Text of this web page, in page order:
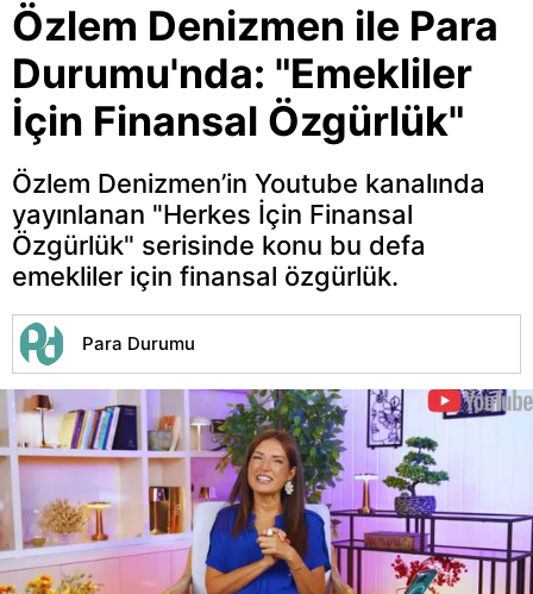
Özlem Denizmen ile Para
Durumu'nda: "Emekliler
İçin Finansal Özgürlük"
Özlem Denizmen’in Youtube kanalında
yayınlanan "Herkes İçin Finansal
Özgürlük" serisinde konu bu defa
emekliler için finansal özgürlük.
Para Durumu